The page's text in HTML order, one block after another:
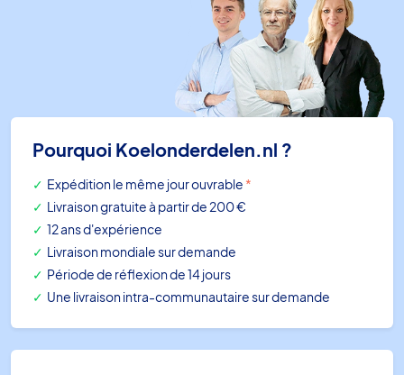
Pourquoi Koelonderdelen.nl ?
Expédition le même jour ouvrable *
Livraison gratuite à partir de 200 €
12 ans d'expérience
Livraison mondiale sur demande
Période de réflexion de 14 jours
Une livraison intra-communautaire sur demande